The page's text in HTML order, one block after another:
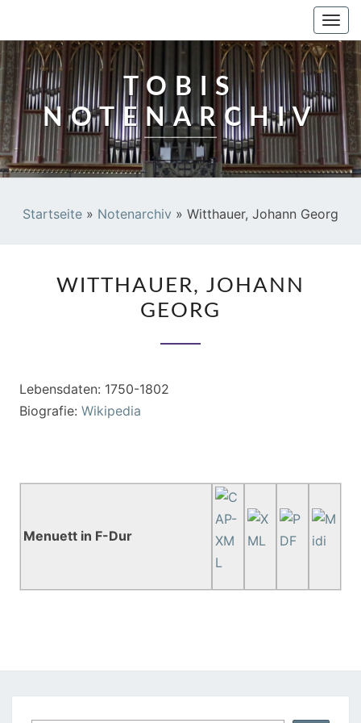
TOBIS
NOTENARCHIV
Startseite » Notenarchiv » Witthauer, Johann Georg
JOHANN
GEORG
WITTHAUER, JOHANN
GEORG
Lebensdaten: 1750-1802
Biografie: Wikipedia
Menuett in F-Dur